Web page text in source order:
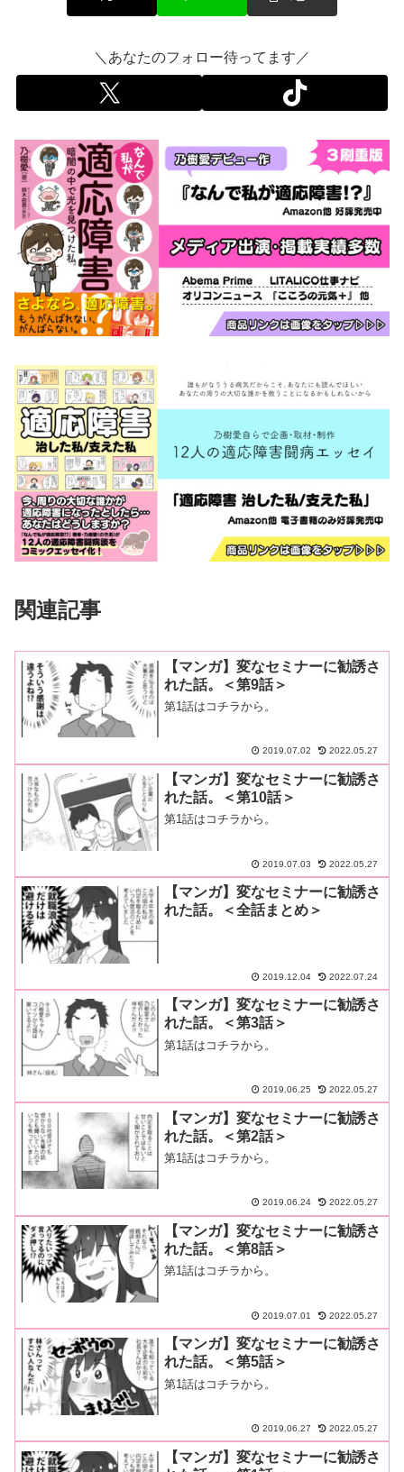
＼あなたのフォロー待ってます／
関連記事
【マンガ】変なセミナーに勧誘さ
れた話。＜第9話＞
第1話はコチラから。
2019.07.02 2022.05.27
【マンガ】変なセミナーに勧誘さ
れた話。＜第10話＞
第1話はコチラから。
2019.07.03 2022.05.27
【マンガ】変なセミナーに勧誘さ
れた話。＜全話まとめ＞
2019.12.04 2022.07.24
【マンガ】変なセミナーに勧誘さ
れた話。＜第3話＞
第1話はコチラから。
2019.06.25 2022.05.27
【マンガ】変なセミナーに勧誘さ
れた話。＜第2話＞
第1話はコチラから。
2019.06.24 2022.05.27
【マンガ】変なセミナーに勧誘さ
れた話。＜第8話＞
第1話はコチラから。
2019.07.01 2022.05.27
【マンガ】変なセミナーに勧誘さ
れた話。＜第5話＞
第1話はコチラから。
2019.06.27 2022.05.27
【マンガ】変なセミナーに勧誘さ